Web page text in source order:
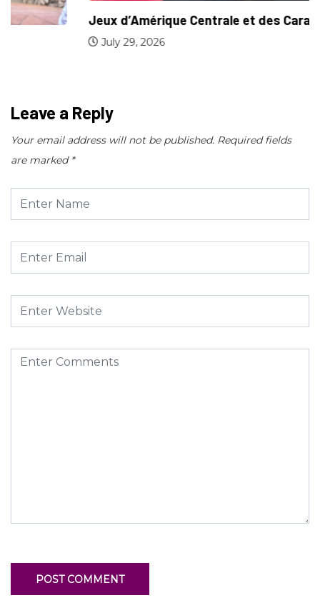
Jeux d’Amérique Centrale et des Caraïbes :...
Leave a Reply
Your email address will not be published. Required fields
are marked *